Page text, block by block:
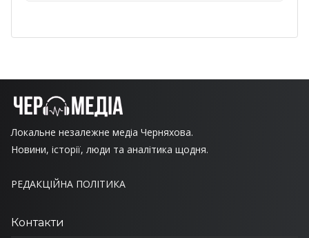
Локальне незалежне медіа Черняхова.
Новини, історії, люди та аналітика щодня.
РЕДАКЦІЙНА ПОЛІТИКА
Контакти